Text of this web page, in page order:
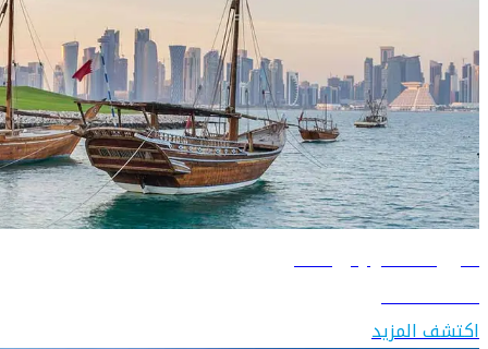
دليل السفر إلى قطر
اكتشف قطر
اكتشف المزيد